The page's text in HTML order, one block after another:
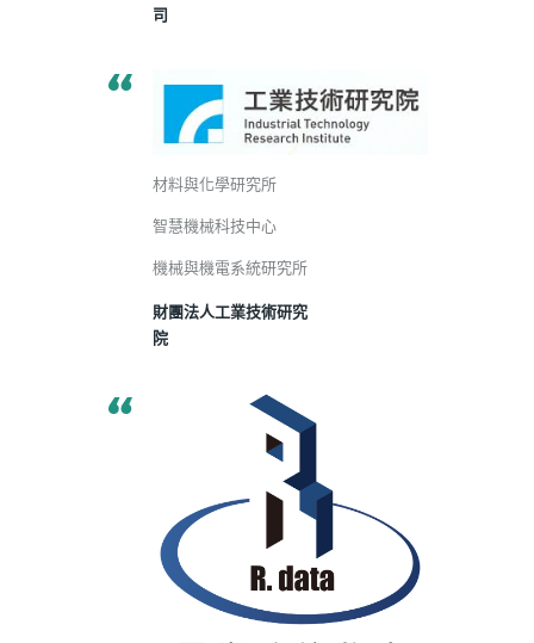
司
材料與化學研究所
智慧機械科技中心
機械與機電系統研究所
財團法人工業技術研究
院